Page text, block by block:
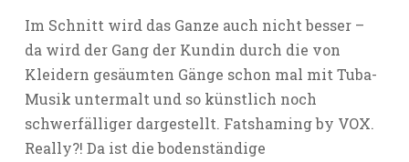
Im Schnitt wird das Ganze auch nicht besser –
da wird der Gang der Kundin durch die von
Kleidern gesäumten Gänge schon mal mit Tuba-
Musik untermalt und so künstlich noch
schwerfälliger dargestellt. Fatshaming by VOX.
Really?! Da ist die bodenständige